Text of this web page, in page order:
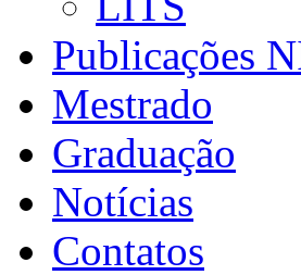
Publicações
Mestrado
Graduação
Notícias
Contatos